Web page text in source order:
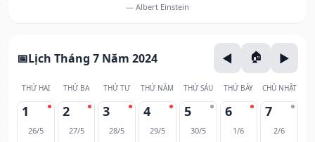
— Albert Einstein
Lịch Tháng 7 Năm 2024
THỨ HAI THỨ BA THỨ TƯ THỨ NĂM THỨ SÁU THỨ BẢY CHỦ NHẬT
1
26/5
2
27/5
3
28/5
4
29/5
5
30/5
6
1/6
7
2/6